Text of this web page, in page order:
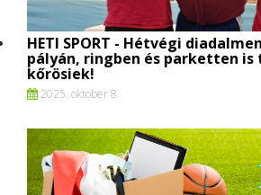
HETI SPORT - Hétvégi
pályán, ringben és parketten
kőrösiek!
2025. oktober 8.